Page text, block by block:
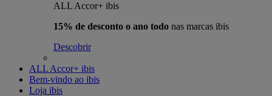
ALL Accor+ ibis
15% de desconto o ano todo nas marcas ibis
Descobrir
ALL Accor+ ibis
Bem-vindo ao ibis
Loja ibis